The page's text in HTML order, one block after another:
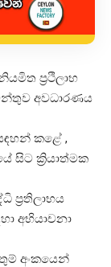
ප්‍රථිලාභ
අවධාරණය
කළේ ,
සිට ක්‍රියාත්මක
ප්‍රතිලාභය
අභියාචනා
අංකයෙන්